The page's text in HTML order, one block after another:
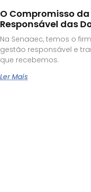
O Compromisso
Responsável das
Na Senaaec, temos o
gestão responsável e
que recebemos.
Ler Mais